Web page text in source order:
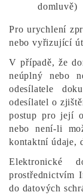
domluvě)
Pro urychlení
nebo vyřizující
V případě, že
neúplný nebo
odesílatele
odesílatel o
postup pro její
nebo není-li
kontaktní údaje,
Elektronické
prostřednictvím
do datových